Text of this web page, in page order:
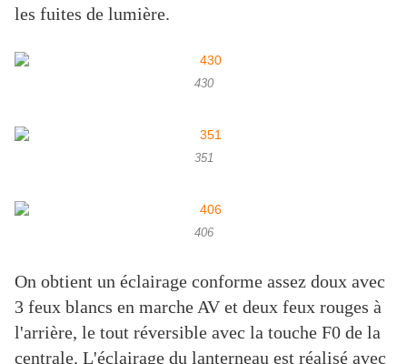
les fuites de lumière.
430
351
406
On obtient un éclairage conforme assez doux avec
3 feux blancs en marche AV et deux feux rouges à
l'arrière, le tout réversible avec la touche F0 de la
centrale. L'éclairage du lanterneau est réalisé avec